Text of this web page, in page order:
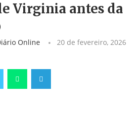
Virginia antes da
Online
20 de fevereiro, 2026